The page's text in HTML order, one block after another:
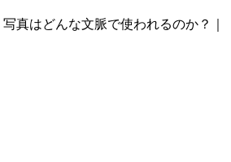
真はどんな文脈で使われるのか？｜